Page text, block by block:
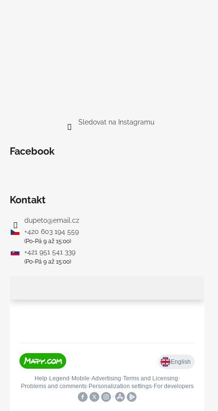
Sledovat na Instagramu
Facebook
Kontakt
dupeto@email.cz
+420 603 194 559
(Po-Pá 9 až 15:00)
+421 951 541 339
(Po-Pá 9 až 15:00)